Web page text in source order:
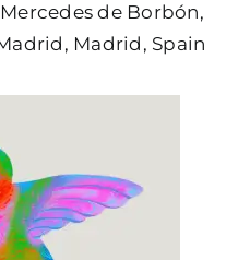
de Borbón,
Madrid, Spain